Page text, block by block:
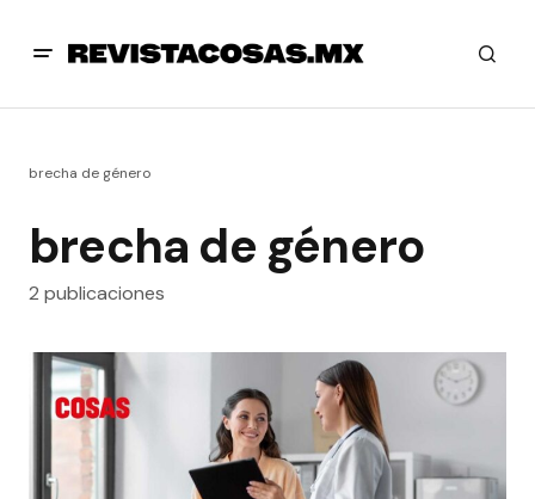
brecha de género
brecha de género
2 publicaciones